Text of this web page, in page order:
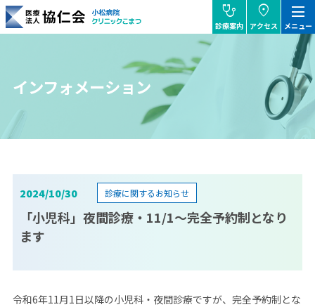
協仁会小松病院
stethoscope
診療案内
location_on
アクセス
dehaze
メニュー
インフォメーション
2024/10/30
「小児科」夜間診療・11/1～完全予約制となり
ます
診療に関するお知らせ
令和6年11月1日以降の小児科・夜間診療ですが、完全予約制とな